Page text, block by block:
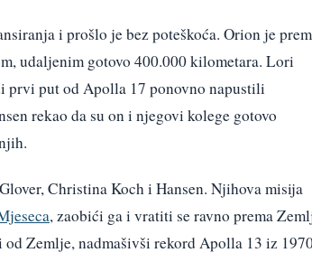
i prošlo je bez poteškoća. Orion je
udaljenim gotovo 400.000 kilometara. Lori
prvi put od Apolla 17 ponovno napustili
rekao da su on i njegovi kolege gotovo
Christina Koch i Hansen. Njihova misija
, zaobići ga i vratiti se ravno prema
Zemlje, nadmašivši rekord Apolla 13 iz